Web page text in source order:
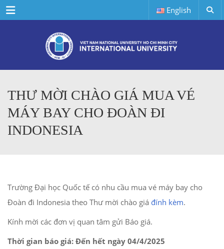
Menu English
THƯ MỜI CHÀO GIÁ MUA VÉ
MÁY BAY CHO ĐOÀN ĐI
INDONESIA
Trường Đại học Quốc tế có nhu cầu mua vé máy bay cho
Đoàn đi Indonesia theo Thư mời chào giá đính kèm.
Kính mời các đơn vị quan tâm gửi Báo giá.
Thời gian báo giá: Đến hết ngày 04/4/2025